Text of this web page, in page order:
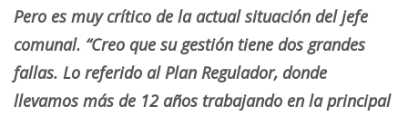
Pero es muy crítico de la actual situación del jefe
comunal. “Creo que su gestión tiene dos grandes
fallas. Lo referido al Plan Regulador, donde
llevamos más de 12 años trabajando en la principal